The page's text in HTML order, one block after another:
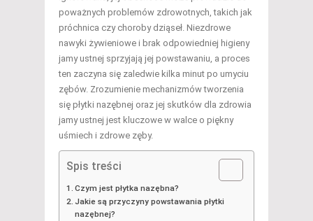
poważnych problemów zdrowotnych, takich jak
próchnica czy choroby dziąseł. Niezdrowe
nawyki żywieniowe i brak odpowiedniej higieny
jamy ustnej sprzyjają jej powstawaniu, a proces
ten zaczyna się zaledwie kilka minut po umyciu
zębów. Zrozumienie mechanizmów tworzenia
się płytki nazębnej oraz jej skutków dla zdrowia
jamy ustnej jest kluczowe w walce o piękny
uśmiech i zdrowe zęby.
Spis treści
Czym jest płytka nazębna?
Jakie są przyczyny powstawania płytki
nazębnej?